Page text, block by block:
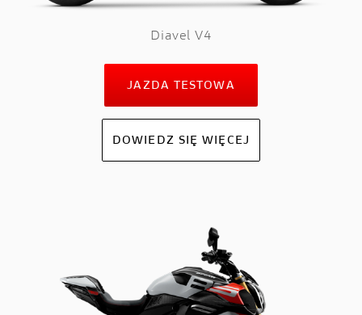
Diavel V4
JAZDA TESTOWA
DOWIEDZ SIĘ WIĘCEJ